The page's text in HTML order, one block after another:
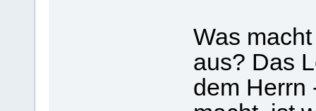
Was
aus? Das
dem Herrn